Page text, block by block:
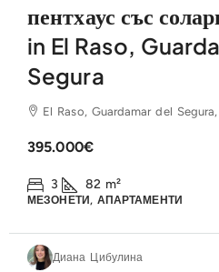
пентхаус със
in El Raso,
Segura
El Raso, Guardamar del
395.000€
3 82 m²
МЕЗОНЕТИ, АПАРТАМЕНТИ
Диана Цибулина